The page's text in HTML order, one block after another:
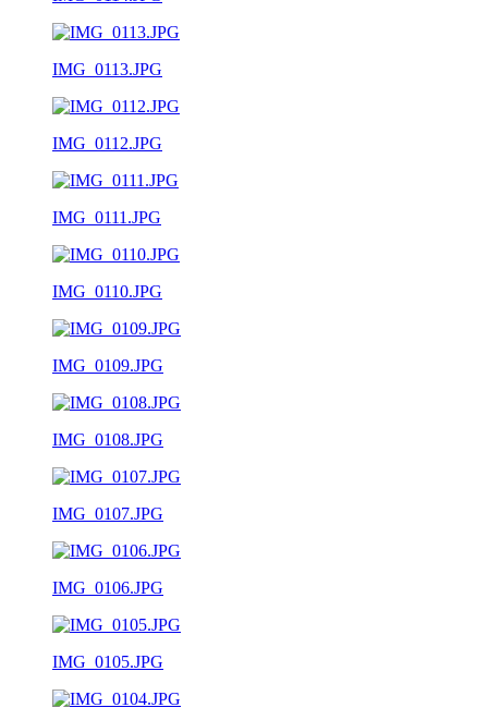
IMG_0113.JPG
IMG_0112.JPG
IMG_0111.JPG
IMG_0110.JPG
IMG_0109.JPG
IMG_0108.JPG
IMG_0107.JPG
IMG_0106.JPG
IMG_0105.JPG